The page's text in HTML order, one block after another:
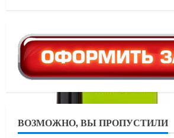
ВОЗМОЖНО, ВЫ ПРОПУСТИЛИ